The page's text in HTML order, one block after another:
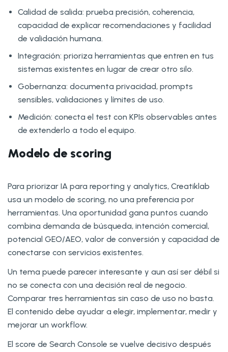
Calidad de salida: prueba precisión, coherencia,
capacidad de explicar recomendaciones y facilidad
de validación humana.
Integración: prioriza herramientas que entren en tus
sistemas existentes en lugar de crear otro silo.
Gobernanza: documenta privacidad, prompts
sensibles, validaciones y límites de uso.
Medición: conecta el test con KPIs observables antes
de extenderlo a todo el equipo.
Modelo de scoring
Para priorizar IA para reporting y analytics, Creatiklab
usa un modelo de scoring, no una preferencia por
herramientas. Una oportunidad gana puntos cuando
combina demanda de búsqueda, intención comercial,
potencial GEO/AEO, valor de conversión y capacidad de
conectarse con servicios existentes.
Un tema puede parecer interesante y aun así ser débil si
no se conecta con una decisión real de negocio.
Comparar tres herramientas sin caso de uso no basta.
El contenido debe ayudar a elegir, implementar, medir y
mejorar un workflow.
El score de Search Console se vuelve decisivo después